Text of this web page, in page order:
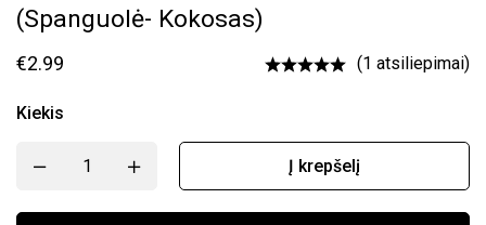
(spanguolė- Kokosas)
€2.99 (1 atsiliepimai)
Kiekis
Į krepšelį